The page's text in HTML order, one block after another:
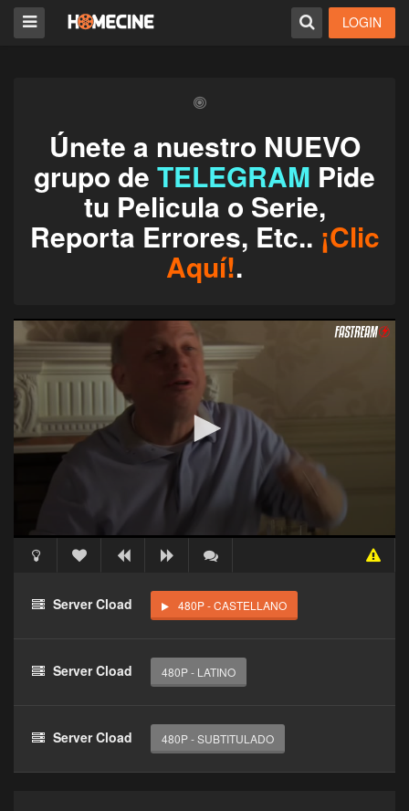
LOGIN
Únete a nuestro NUEVO
grupo de TELEGRAM Pide
tu Pelicula o Serie,
Reporta Errores, Etc.. ¡Clic
Aquí!.
Haz clic 3 veces en el botón para desbloquear este
reproductor
Clic 1 - Abrir primer enlace
El acceso expira en 1 hora
Server Cload 480P - CASTELLANO
Server Cload 480P - LATINO
Server Cload 480P - SUBTITULADO